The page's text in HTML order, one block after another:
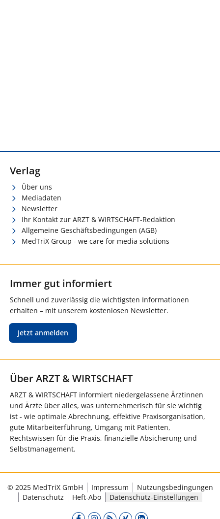
Verlag
Über uns
Mediadaten
Newsletter
Ihr Kontakt zur ARZT & WIRTSCHAFT-Redaktion
Allgemeine Geschäftsbedingungen (AGB)
MedTriX Group - we care for media solutions
Immer gut informiert
Schnell und zuverlässig die wichtigsten Informationen
erhalten – mit unserem kostenlosen Newsletter.
Jetzt anmelden
Über ARZT & WIRTSCHAFT
ARZT & WIRTSCHAFT informiert niedergelassene Ärztinnen
und Ärzte über alles, was unternehmerisch für sie wichtig
ist - wie optimale Abrechnung, effektive Praxisorganisation,
gute Mitarbeiterführung, Umgang mit Patienten,
Rechtswissen für die Praxis, finanzielle Absicherung und
Selbstmanagement.
© 2025 MedTriX GmbH Impressum
Nutzungsbedingungen
Datenschutz
Heft-Abo Datenschutz-Einstellungen